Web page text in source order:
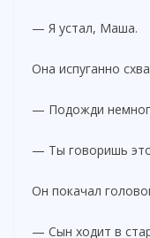
— Я устал, Маша.
Она испуганно
— Подожди
— Ты говоришь
Он покачал
— Сын ходит в